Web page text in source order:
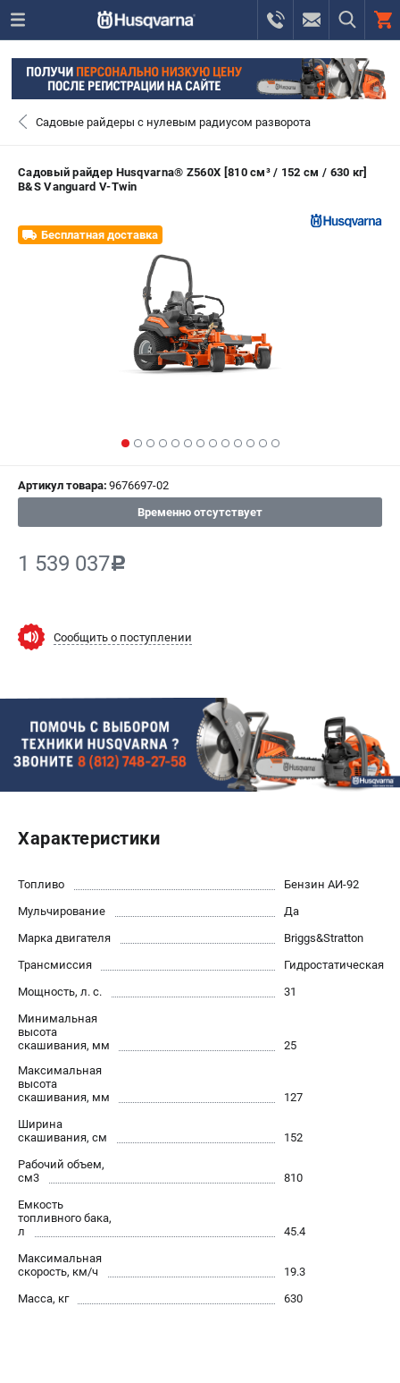
СЕРВИС
ВХОД ИЛИ РЕГИСТРАЦИЯ
ЗАКАЗАТЬ ЗАПЧАСТЬ
+7 (8112) 59-10-67
0 ₽
Сервисный центр
Гарантия Husqvarna
Политика обработки персональных данных
ИНФОРМАЦИЯ
О компании
О бренде
Юридическим лицам
Пользовательское соглашение
Способы оплаты
Триммеры и кусторезы
Газонокосилки-роботы
Тракторы
Райдеры
СТРОИТЕЛЬНАЯ ТЕХНИКА
Алмазные диски
Бурильные установки
Бензогенераторы
Виброплиты
Промышленные пылесосы
Садовые райдеры с нулевым радиусом разворота
Садовый райдер Husqvarna® Z560X [810 см³ / 152 см / 630 кг]
B&S Vanguard V-Twin
Бесплатная доставка
Артикул товара: 9676697-02
Временно отсутствует
1 539 037c
Сообщить о поступлении
Характеристики
Топливо
Бензин АИ-92
Мульчирование
Да
Марка двигателя
Briggs&Stratton
Трансмиссия
Гидростатическая
Мощность, л. с.
31
Минимальная
высота
скашивания, мм
25
Максимальная
высота
скашивания, мм
127
Ширина
скашивания, см
152
Рабочий объем,
см3
810
Емкость
топливного бака,
л
45.4
Максимальная
скорость, км/ч
19.3
Масса, кг
630